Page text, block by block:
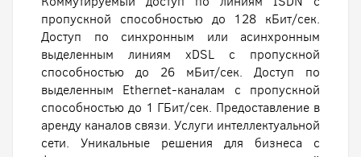
пропускной способностью до 128 кБит/сек.
Доступ по синхронным или асинхронным
выделенным линиям xDSL с пропускной
способностью до 26 мБит/сек. Доступ по
выделенным Ethernet-каналам с пропускной
способностью до 1 ГБит/сек. Предоставление в
аренду каналов связи. Услуги интеллектуальной
сети. Уникальные решения для бизнеса с